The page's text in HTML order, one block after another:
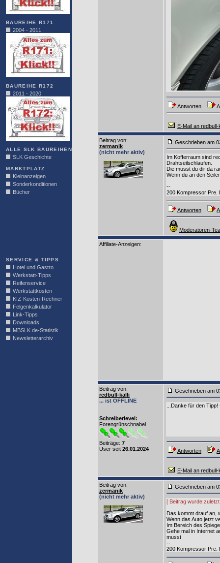
BAUREIHE R171
2004 - 2011
BAUREIHE R172
2011 - 2020
ALLE SLK BAUREIHEN
SLK Geschichte
MARKTPLATZ
Kleinanzeigen
Sonderkonditionen
Bücher
SERVICE & TIPPS
Hotel und Gastro
Werkstatt-Tipps
Reifenservice
Werkstattkosten
KfZ-Kosten-Rechner
Felgenkalkulator
Link-Tipps
Downloads
MBSLK.de-Statistik
Newsletterarchiv
Antworten
E-Mail an redbull-
Beitrag von:
zermanik
(nicht mehr aktiv)
Geschrieben am
Im Kofferraum sind
Drahtseilschlaufen.
Die musst du dir da
Wenn du an den
--
200 Kompressor Pre.
Antworten
Moderatoren-
Affiliate-Anzeigen:
Beitrag von:
redbull-kalli
... ist OFFLINE
Schreiberlevel:
Forengrünschnabel
Beiträge: 7
User seit 26.01.2024
Geschrieben am
...Danke für den
Antworten
E-Mail an redbull-
Beitrag von:
zermanik
(nicht mehr aktiv)
Geschrieben am
[ Beitrag wurde
Das kommt drauf an,
Wenn das Auto jetzt
Im Bereich des
Gehe mal in Internet
musst
--
200 Kompressor Pre.